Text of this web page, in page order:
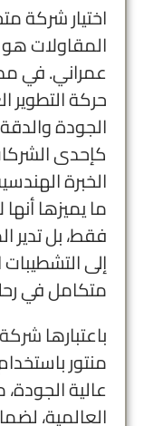
اختيار
المقاولات
عمراني. في
حركة التطوير
الجودة والدقة،
كإحدى
الخبرة
ما يميزها
فقط، بل تدير
إلى
متكامل في
باعتبارها
منتور
عالية
العالمية،